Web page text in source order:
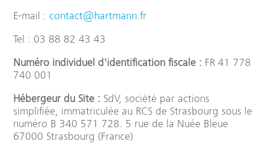
E-mail :contact@hartmann.fr
Tel : 03 88 82 43 43
Numéro individuel d'identification fiscale : FR 41 778
740 001
Hébergeur du Site : SdV, société par actions
simplifiée, immatriculée au RCS de Strasbourg sous le
numéro B 340 571 728. 5 rue de la Nuée Bleue
67000 Strasbourg (France)